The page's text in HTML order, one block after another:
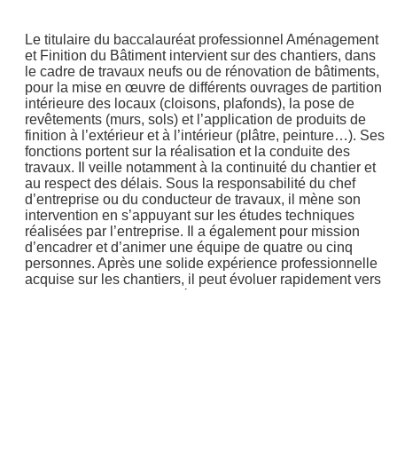
Le titulaire du baccalauréat professionnel Aménagement
et Finition du Bâtiment intervient sur des chantiers, dans
le cadre de travaux neufs ou de rénovation de bâtiments,
pour la mise en œuvre de différents ouvrages de partition
intérieure des locaux (cloisons, plafonds), la pose de
revêtements (murs, sols) et l’application de produits de
finition à l’extérieur et à l’intérieur (plâtre, peinture…). Ses
fonctions portent sur la réalisation et la conduite des
travaux. Il veille notamment à la continuité du chantier et
au respect des délais. Sous la responsabilité du chef
d’entreprise ou du conducteur de travaux, il mène son
intervention en s’appuyant sur les études techniques
réalisées par l’entreprise. Il a également pour mission
d’encadrer et d’animer une équipe de quatre ou cinq
personnes. Après une solide expérience professionnelle
acquise sur les chantiers, il peut évoluer rapidement vers